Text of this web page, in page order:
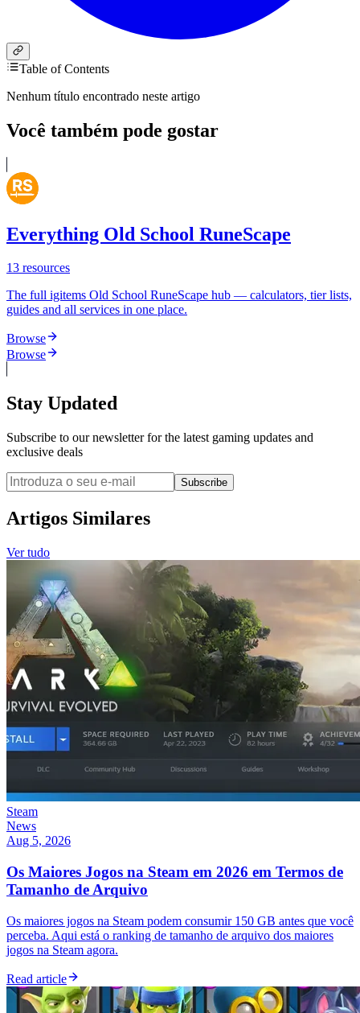
Table of Contents
Nenhum título encontrado neste artigo
Você também pode gostar
Everything Old School RuneScape
13 resources
The full igitems Old School RuneScape hub — calculators, tier lists,
guides and all services in one place.
Browse
Browse
Stay Updated
Subscribe to our newsletter for the latest gaming updates and
exclusive deals
Subscribe
Artigos Similares
Ver tudo
Steam
News
Aug 5, 2026
Os Maiores Jogos na Steam em 2026 em Termos de
Tamanho de Arquivo
Os maiores jogos na Steam podem consumir 150 GB antes que você
perceba. Aqui está o ranking de tamanho de arquivo dos maiores
jogos na Steam agora.
Read article